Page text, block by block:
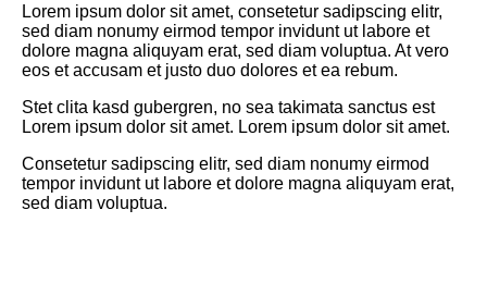
Lorem ipsum dolor sit amet, consetetur sadipscing elitr,
sed diam nonumy eirmod tempor invidunt ut labore et
dolore magna aliquyam erat, sed diam voluptua. At vero
eos et accusam et justo duo dolores et ea rebum.
Stet clita kasd gubergren, no sea takimata sanctus est
Lorem ipsum dolor sit amet. Lorem ipsum dolor sit amet.
Consetetur sadipscing elitr, sed diam nonumy eirmod
tempor invidunt ut labore et dolore magna aliquyam erat,
sed diam voluptua.